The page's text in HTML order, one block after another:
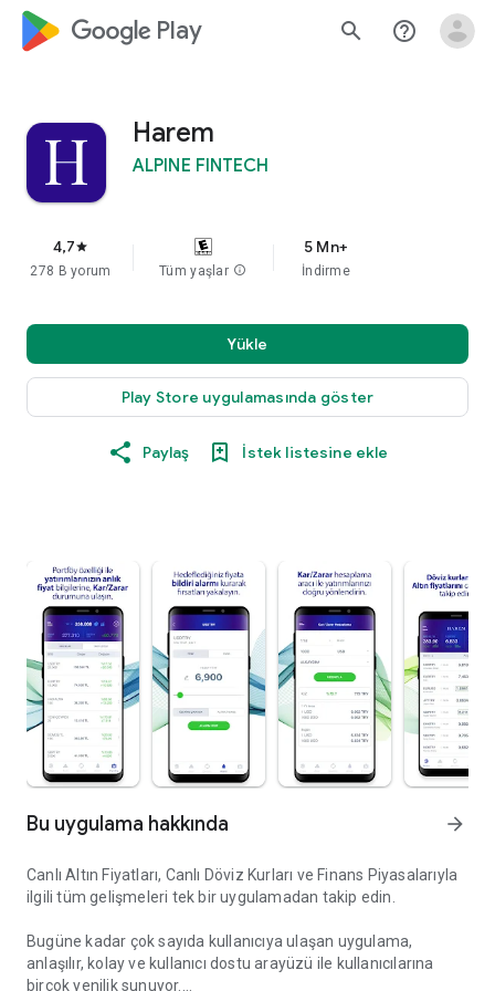
google_logo Play search help_outline
Harem
ALPINE FINTECH
4,7star
278 B yorum Tüm yaşlar info
5 Mn+
İndirme
Yükle
Play Store uygulamasında göster
Paylaş İstek listesine ekle
Bu uygulama hakkında arrow_forward
Canlı Altın Fiyatları, Canlı Döviz Kurları ve Finans Piyasalarıyla
ilgili tüm gelişmeleri tek bir uygulamadan takip edin.
Bugüne kadar çok sayıda kullanıcıya ulaşan uygulama,
anlaşılır, kolay ve kullanıcı dostu arayüzü ile kullanıcılarına
birçok yenilik sunuyor.